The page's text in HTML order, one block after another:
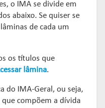
o IMA se divide em
abaixo. Se quiser se
de cada um
os títulos que
lâmina.
do IMA-Geral, ou seja,
compõem a dívida